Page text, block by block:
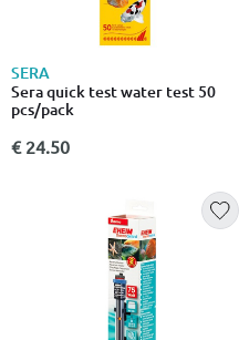
SERA
Sera quick test water test 50
pcs/pack
€ 24.50